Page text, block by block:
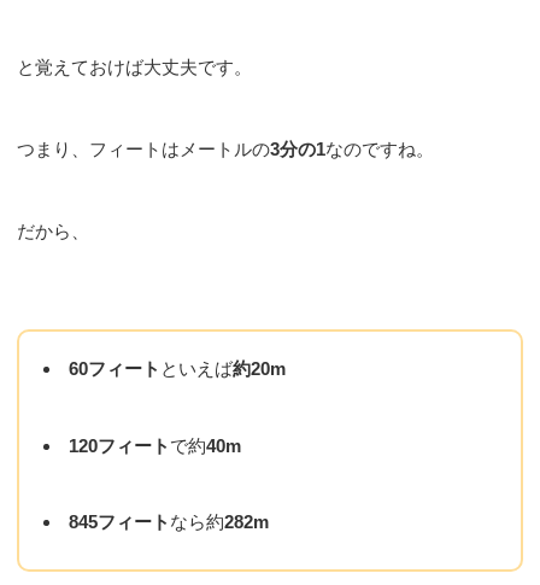
と覚えておけば大丈夫です。
つまり、フィートはメートルの3分の1なのですね。
だから、
60フィート といえば約20m
120フィート で約40m
845フィート なら約282m